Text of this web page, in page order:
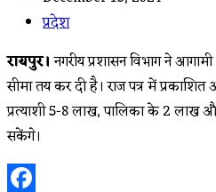
published:
Post
category:
प्रदेश
रायपुर।नगरीय प्रशासन विभाग ने
सीमा तय कर दी है। राज पत्र में
प्रत्याशी 5-8 लाख, पालिका के 2 लाख
सकेंगे।